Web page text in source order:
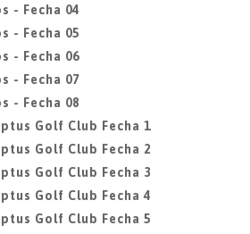
- Fecha 04
- Fecha 05
- Fecha 06
- Fecha 07
- Fecha 08
Golf Club Fecha 1
Golf Club Fecha 2
Golf Club Fecha 3
Golf Club Fecha 4
Golf Club Fecha 5